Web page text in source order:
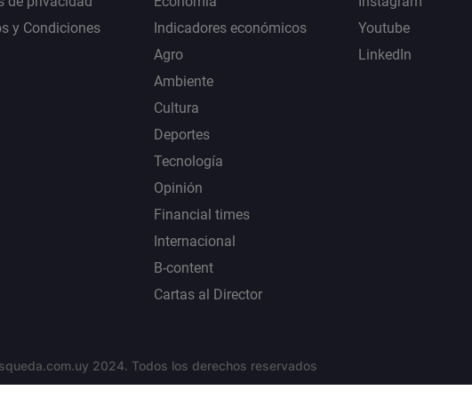
y Condiciones
Indicadores económicos
Agro
Ambiente
Cultura
Deportes
Tecnología
Opinión
Financial times
Internacional
B-content
Cartas al Director
Youtube
LinkedIn
2024. Todos los derechos reservados